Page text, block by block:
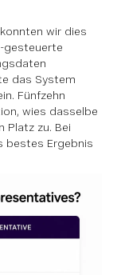
wir dies
gesteuerte
das System
Fünfzehn
wies dasselbe
Platz zu. Bei
bestes Ergebnis